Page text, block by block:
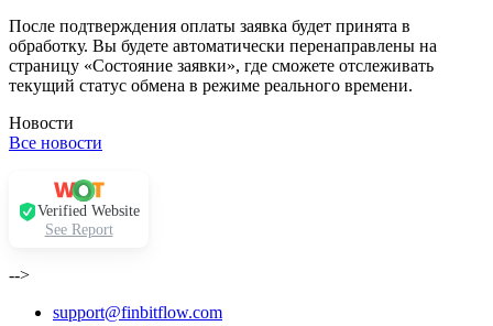
После подтверждения оплаты заявка будет принята в
обработку. Вы будете автоматически перенаправлены на
страницу «Состояние заявки», где сможете отслеживать
текущий статус обмена в режиме реального времени.
Новости
Все новости
Verified Website
See Report
-->
support@finbitflow.com